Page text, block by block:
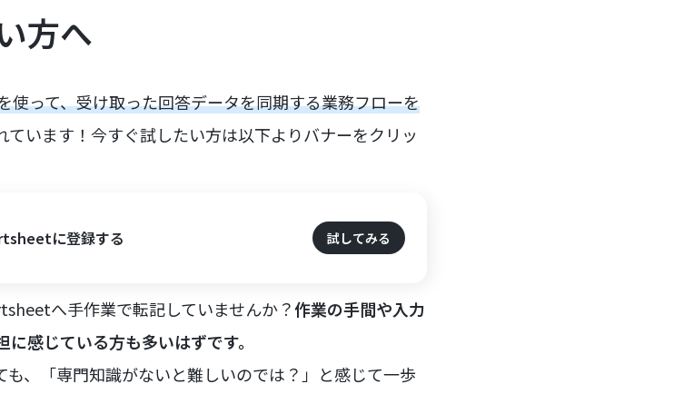
方へ
って、受け取った回答データを同期する業務フローを
ています！今すぐ試したい方は以下よりバナーをクリッ
に登録する 試してみる
へ手作業で転記していませんか？作業の手間や入力
感じている方も多いはずです。
、「専門知識がないと難しいのでは？」と感じて一歩